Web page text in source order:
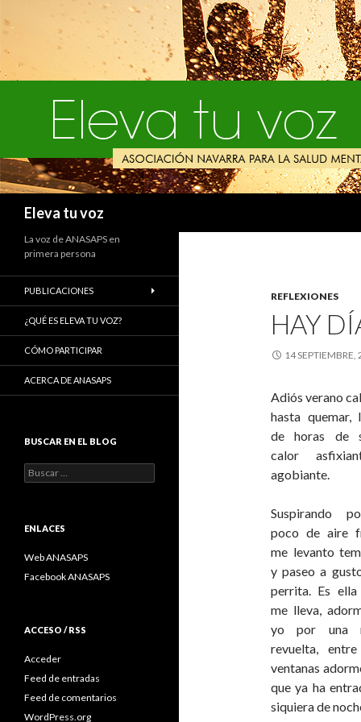
Eleva tu voz
REFLEXIONES
HAY
14 SEPTIEMBRE,
Adiós verano
hasta quemar,
de horas de
calor
agobiante.
Suspirando
poco de aire
me levanto
y paseo a
perrita. Es ella
me lleva,
yo por una
revuelta,
ventanas
que ya ha
siquiera de
La voz de ANASAPS en
primera persona
PUBLICACIONES
¿QUÉ ES ELEVA TU VOZ?
CÓMO PARTICIPAR
ACERCA DE ANASAPS
BUSCAR EN EL BLOG
Buscar:
ENLACES
Web ANASAPS
Facebook ANASAPS
ACCESO / RSS
Acceder
Feed de entradas
Feed de comentarios
WordPress.org